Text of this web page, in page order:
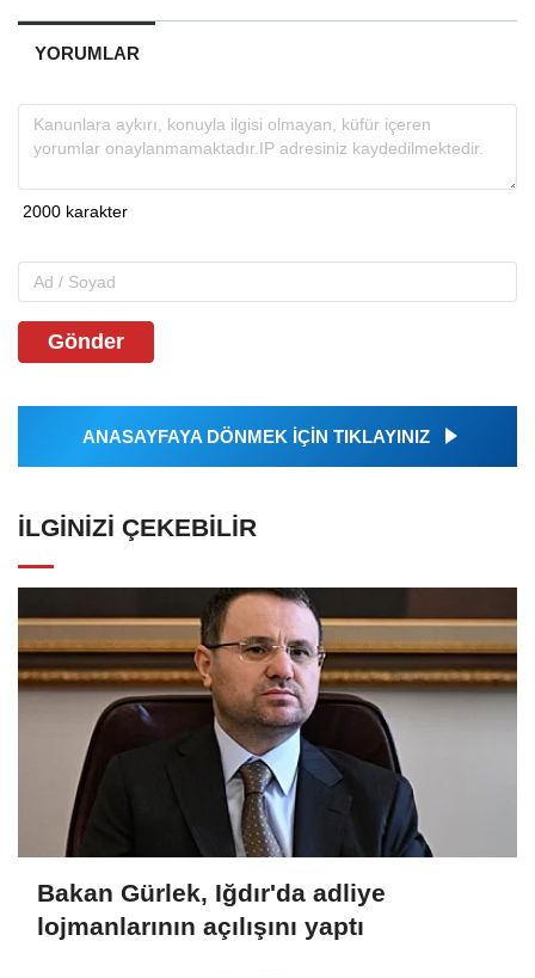
YORUMLAR
Gönder
ANASAYFAYA DÖNMEK İÇİN TIKLAYINIZ
İLGINIZI ÇEKEBILIR
Bakan Gürlek, Iğdır'da adliye
lojmanlarının açılışını yaptı